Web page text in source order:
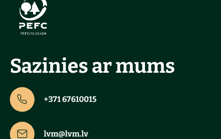
Sazinies ar mums
+371 67610015
lvm@lvm.lv